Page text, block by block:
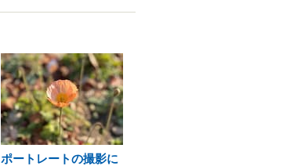
ポートレートの撮影に